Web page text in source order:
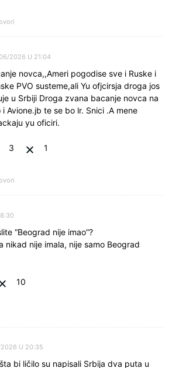
2026 U 21:04
novca,,Ameri pogodise sve i Ruske i
PVO susteme,ali Yu ofjcirsja droga jos
u Srbiji Droga zvana bacanje novca na
i Avione.jb te se bo lr. Snici .A mene
yu oficiri.
3 1
“Beograd nije imao”?
nikad nije imala, nije samo Beograd
10
U 20:35
bi ličilo su napisali Srbija dva puta u